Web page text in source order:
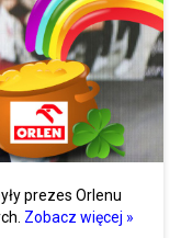
prezes Orlenu
Zobacz więcej »